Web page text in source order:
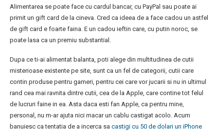
Alimentarea se poate face cu cardul bancar, cu PayPal sau poate ai
primit un gift card de la cineva. Cred ca ideea de a face cadou un astfel
de gift card e foarte faina. E un cadou ieftin care, cu putin noroc, se
poate lasa ca un premiu substantial.
Dupa ce ti-ai alimentat balanta, poti alege din multitudinea de cutii
misterioase existente pe site, sunt ca un fel de categorii, cutii care
contin produse pentru gameri, pentru cei care vor jucarii si nu in ultimul
rand cea mai ravnita dintre cutii, cea de la Apple, care contine tot felul
de lucruri faine in ea. Asta daca esti fan Apple, ca pentru mine,
personal, nu m-ar ajuta nici macar un cablu castigat acolo. Acum
banuiesc ca tentatia de a incerca sa castigi cu 50 de dolari un iPhone